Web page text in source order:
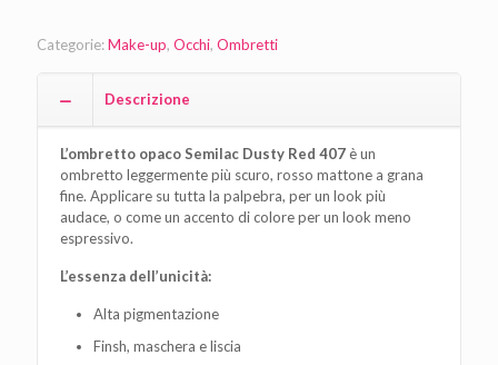
Categorie:Make-up, Occhi, Ombretti
Descrizione
L’ombretto opaco Semilac Dusty Red 407è un
ombretto leggermente più scuro, rosso mattone a grana
fine. Applicare su tutta la palpebra, per un look più
audace, o come un accento di colore per un look meno
espressivo.
L’essenza dell’unicità:
Alta pigmentazione
Finsh, maschera e liscia